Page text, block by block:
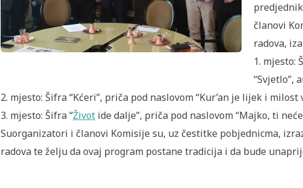
članovi
radova,
1. mjesto:
“Svjetlo”,
2. mjesto: Šifra “Kćeri”, priča pod naslovom “Kur’an je lijek i
3. mjesto: Šifra “Život ide dalje”, priča pod naslovom “Majko, ti
Suorganizatori i članovi Komisije su, uz čestitke pobjednicma,
radova te želju da ovaj program postane tradicija i da bude